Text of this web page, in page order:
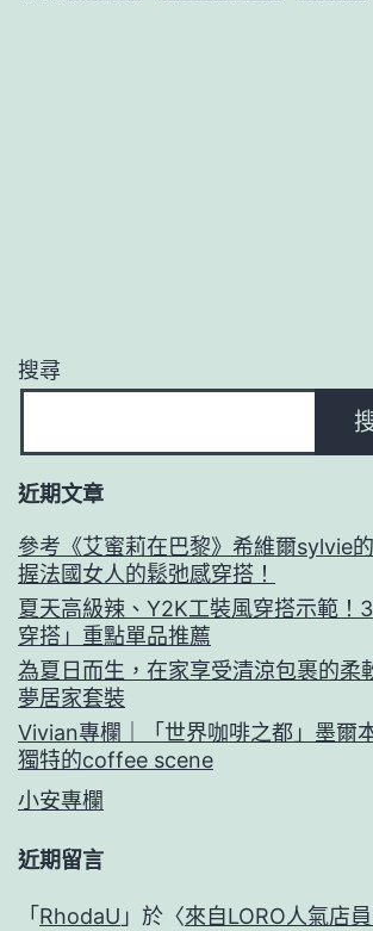
搜尋
近期文章
參考《艾蜜莉在巴黎》希維爾sylvie
握法國女人的鬆弛感穿搭！
夏天高級辣、Y2K工裝風穿搭示範！
穿搭」重點單品推薦
為夏日而生，在家享受清涼包裹的柔
夢居家套裝
Vivian專欄｜「世界咖啡之都」墨爾
獨特的coffee scene
小安專欄
近期留言
「RhodaU 」於〈來自LORO人氣店